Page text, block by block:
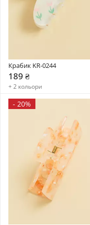
Крабик KR-0244
189 ₴
+ 2 кольори
- 20%